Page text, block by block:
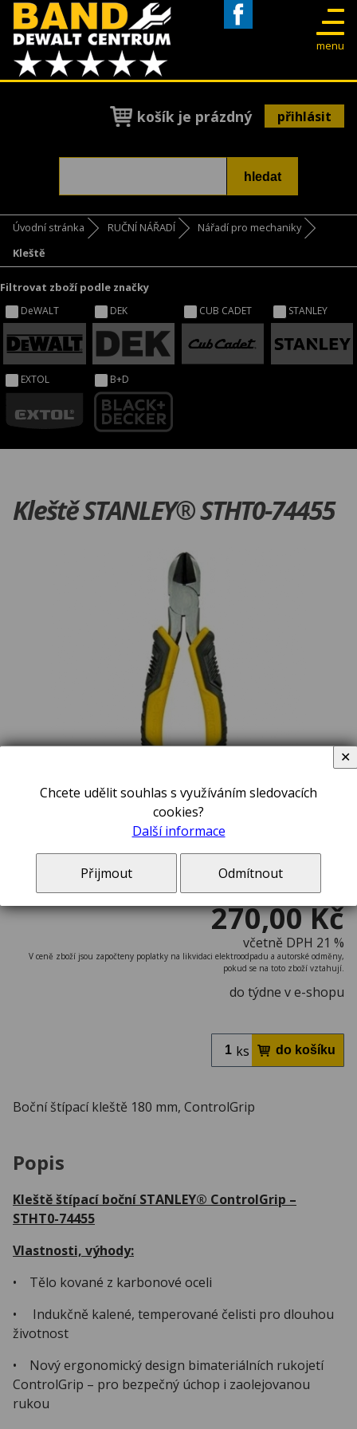
menu
košík je prázdný přihlásit
Úvodní stránka RUČNÍ NÁŘADÍ
Nářadí pro mechaniky
Kleště
Filtrovat zboží podle značky
DeWALT DEK CUB CADET STANLEY
EXTOL B+D
Kleště STANLEY® STHT0-74455
299,00 Kč ušetříte9,7 %
270,00 Kč
včetně DPH 21 %
V ceně zboží jsou započteny poplatky na likvidaci elektroodpadu a autorské odměny,
pokud se na toto zboží vztahují.
do týdne v e-shopu
ks
Boční štípací kleště 180 mm, ControlGrip
Popis
Kleště štípací boční STANLEY® ControlGrip –
STHT0-74455
Vlastnosti, výhody:
• Tělo kované z karbonové oceli
• Indukčně kalené, temperované čelisti pro dlouhou
životnost
• Nový ergonomický design bimateriálních rukojetí
ControlGrip – pro bezpečný úchop i zaolejovanou
rukou
Chcete udělit souhlas s využíváním sledovacích
cookies?
Další informace
Přijmout Odmítnout
✕